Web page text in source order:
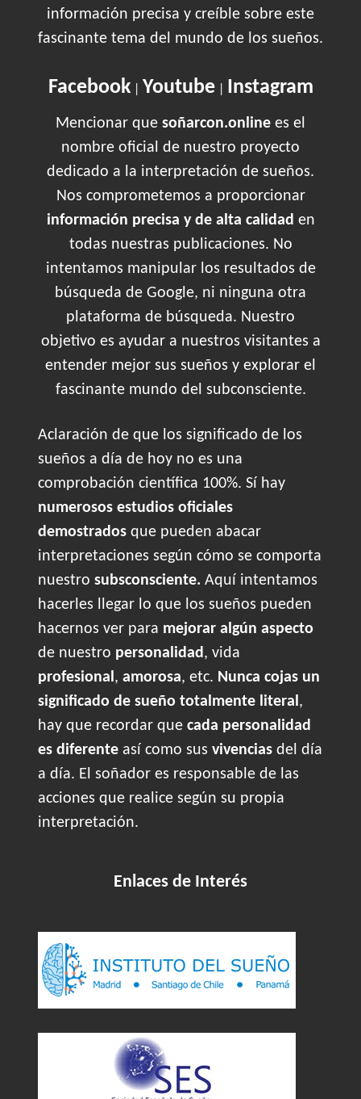
información precisa y creíble sobre este
fascinante tema del mundo de los sueños.
Facebook| Youtube| Instagram
Mencionar que soñarcon.online es el
nombre oficial de nuestro proyecto
dedicado a la interpretación de sueños.
Nos comprometemos a proporcionar
información precisa y de alta calidad en
todas nuestras publicaciones. No
intentamos manipular los resultados de
búsqueda de Google, ni ninguna otra
plataforma de búsqueda. Nuestro
objetivo es ayudar a nuestros visitantes a
entender mejor sus sueños y explorar el
fascinante mundo del subconsciente.
Aclaración de que los significado de los
sueños a día de hoy no es una
comprobación científica 100%. Sí hay
numerosos estudios oficiales
demostrados que pueden abacar
interpretaciones según cómo se comporta
nuestro subsconsciente. Aquí intentamos
hacerles llegar lo que los sueños pueden
hacernos ver para mejorar algún aspecto
de nuestro personalidad, vida
profesional, amorosa, etc. Nunca cojas un
significado de sueño totalmente literal,
hay que recordar que cada personalidad
es diferente así como sus vivencias del día
a día. El soñador es responsable de las
acciones que realice según su propia
interpretación.
Enlaces de Interés